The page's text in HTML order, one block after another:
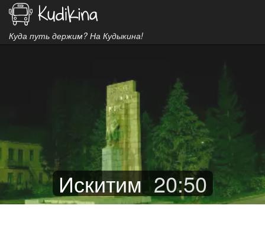
Куда путь держим? На Кудыкина!
Искитим 20:50